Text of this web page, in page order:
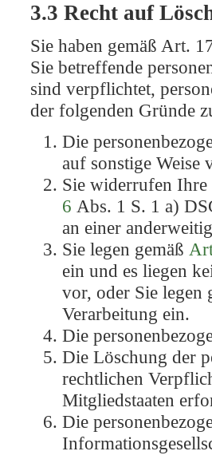
3.3 Recht auf
Sie haben gemäß Art.
Sie betreffende
sind verpflichtet,
der folgenden Gründe
Die
auf sonstige Weise
Sie widerrufen
6 Abs. 1 S. 1 a)
an einer
Sie legen gemäß
ein und es liegen
vor, oder Sie legen
Verarbeitung ein.
Die
Die Löschung der
rechtlichen
Mitgliedstaaten
Die